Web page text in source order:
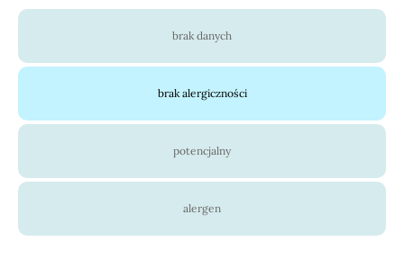
brak danych
brak alergiczności
potencjalny
alergen